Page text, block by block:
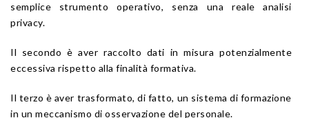
semplice strumento operativo, senza una reale analisi
privacy.
Il secondo è aver raccolto dati in misura potenzialmente
eccessiva rispetto alla finalità formativa.
Il terzo è aver trasformato, di fatto, un sistema di formazione
in un meccanismo di osservazione del personale.